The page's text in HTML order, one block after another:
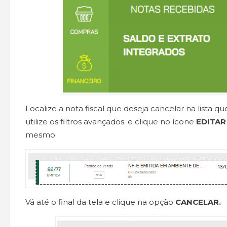
Localize a nota fiscal que deseja cancelar na lista
utilize os filtros avançados. e clique no ícone
mesmo.
Vá até o final da tela e clique na opção CANCELAR.